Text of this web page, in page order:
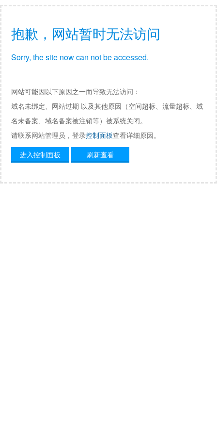
抱歉，网站暂时无法访问
Sorry, the site now can not be accessed.
网站可能因以下原因之一而导致无法访问：
域名未绑定、网站过期 以及其他原因（空间超标、流量超标、域
名未备案、域名备案被注销等）被系统关闭。
请联系网站管理员，登录控制面板查看详细原因。
进入控制面板
刷新查看